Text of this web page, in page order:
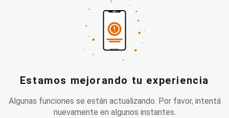
Estamos mejorando tu experiencia
Algunas funciones se están actualizando. Por favor, intentá
nuevamente en algunos instantes.